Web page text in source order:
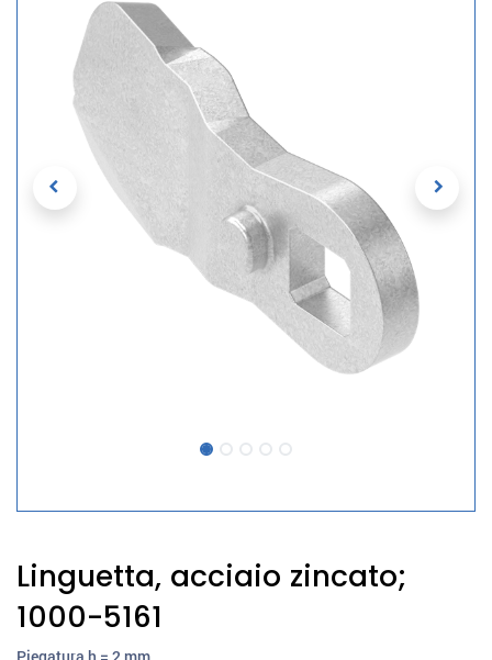
Linguetta, acciaio zincato;
1000-5161